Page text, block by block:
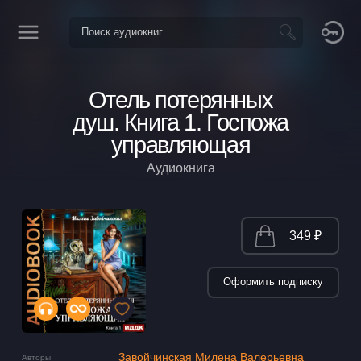
Отель потерянных
душ. Книга 1. Госпожа
управляющая
Аудиокнига
Авторы Завойчинская Милена Валерьевна
349 ₽
Оформить подписку